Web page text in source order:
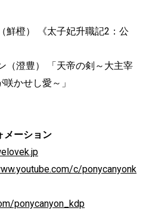
鮮橙） 《太子妃升職記2：公
（澄豊） 「天帝の剣～大主宰
かせし愛～」
メーション
c/ponycanyonk
ponycanyon_kdp